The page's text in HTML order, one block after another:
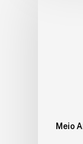
Meio